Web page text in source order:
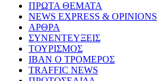
ΠΡΩΤΑ ΘΕΜΑΤΑ
NEWS EXPRESS & OPINIONS
ΑΡΘΡΑ
ΣΥΝΕΝΤΕΥΞΕΙΣ
ΤΟΥΡΙΣΜΟΣ
ΙΒΑΝ Ο ΤΡΟΜΕΡΟΣ
TRAFFIC NEWS